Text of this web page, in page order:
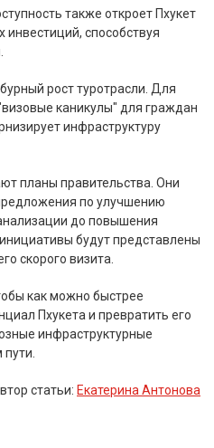
также откроет Пхукет
способствуя
рост туротрасли. Для
каникулы" для граждан
инфраструктуру
планы правительства. Они
по улучшению
до повышения
будут представлены
скорого визита.
как можно быстрее
Пхукета и превратить его
инфраструктурные
статьи: Екатерина Антонова